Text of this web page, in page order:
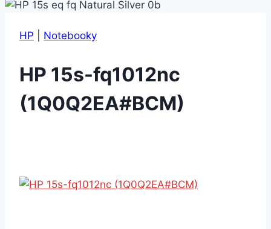
HP Notebooky
HP 15s-fq1012nc
(1Q0Q2EA#BCM)